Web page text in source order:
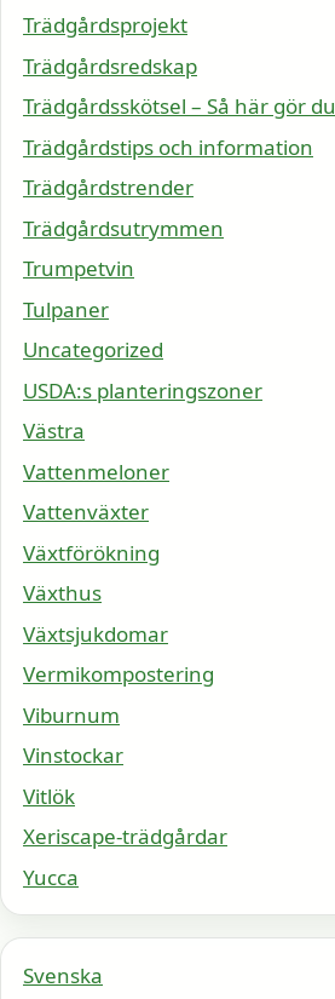
Trädgårdsprojekt
Trädgårdsredskap
Trädgårdsskötsel – Så här gör du
Trädgårdstips och information
Trädgårdstrender
Trädgårdsutrymmen
Trumpetvin
Tulpaner
Uncategorized
USDA:s planteringszoner
Västra
Vattenmeloner
Vattenväxter
Växtförökning
Växthus
Växtsjukdomar
Vermikompostering
Viburnum
Vinstockar
Vitlök
Xeriscape-trädgårdar
Yucca
Svenska